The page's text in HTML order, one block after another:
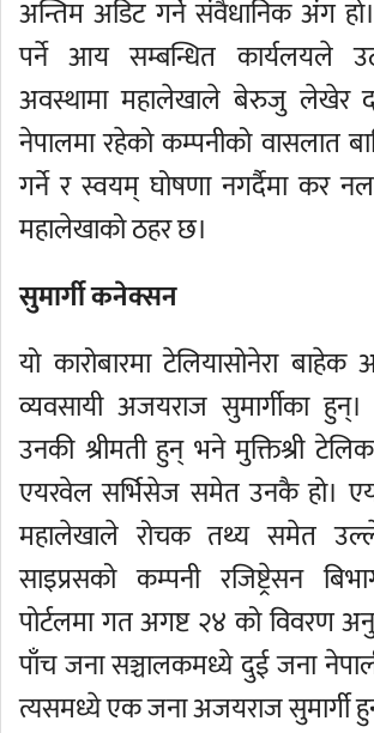
अन्तिम अडिट गर्ने संवैधानिक अंग
पर्ने आय सम्बन्धित कार्यलयले
अवस्थामा महालेखाले बेरुजु लेखेर
नेपालमा रहेको कम्पनीको वासलात
गर्ने र स्वयम् घोषणा नगर्दैमा कर
महालेखाको ठहर छ।
सुमार्गी कनेक्सन
यो कारोबारमा टेलियासोनेरा
व्यवसायी अजयराज सुमार्गीका
उनकी श्रीमती हुन् भने मुक्तिश्री
एयरवेल सर्भिसेज समेत उनकै हो।
महालेखाले रोचक तथ्य समेत
साइप्रसको कम्पनी रजिष्ट्रेसन
पोर्टलमा गत अगष्ट २४ को विवरण
पाँच जना सञ्चालकमध्ये दुई जना
त्यसमध्ये एक जना अजयराज सुमार्गी